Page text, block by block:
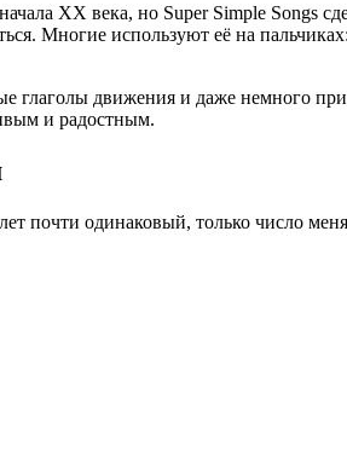
XX века, но Super Simple
Многие используют её на
глаголы движения и даже немного
и радостным.
почти одинаковый, только число